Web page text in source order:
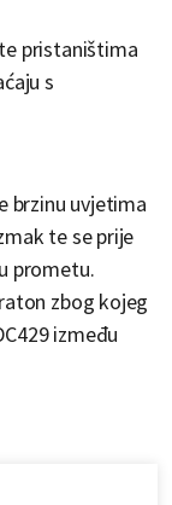
pristaništima
s
brzinu uvjetima
te se prije
prometu.
zbog kojeg
između